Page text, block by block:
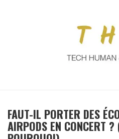
FAUT-IL PORTER DES
AIRPODS EN CONCERT